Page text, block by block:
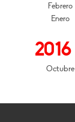
Febrero
Enero
2016
Octubre